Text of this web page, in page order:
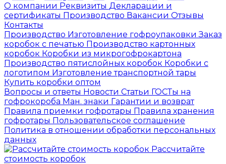
О компании Реквизиты Декларации и
сертификаты Производство Вакансии Отзывы
Контакты
Производство Изготовление гофроупаковкиЗаказ
коробок с печатью Производство картонных
коробок Коробки из микрогофрокартона
Производство пятислойных коробок Коробки с
логотипом Изготовление транспортной тары
Купить коробки оптом
Вопросы и ответы Новости Статьи ГОСТы на
гофрокороба Ман. знаки Гарантии и возврат
Правила приемки гофротары Правила хранения
гофротары Пользовательское соглашение
Политика в отношении обработки персональных
данных
Рассчитайте
стоимость коробок